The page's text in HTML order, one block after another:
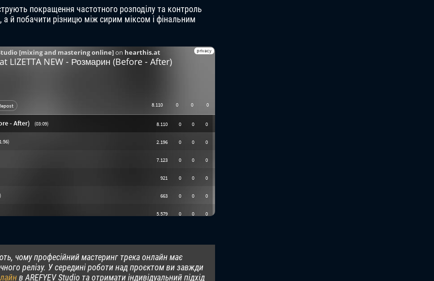
покращення частотного розподілу та контроль
й побачити різницю між сирим міксом і фінальним
чому професійний мастеринг трека онлайн має
релізу. У середині роботи над проєктом ви завжди
в AREFYEV Studio та отримати індивідуальний підхід